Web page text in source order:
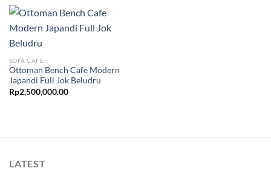
SOFA CAFE
Ottoman Bench Cafe Modern
Japandi Full Jok Beludru
Rp2,500,000.00
LATEST